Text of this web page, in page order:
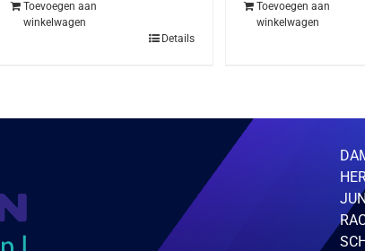
Toevoegen aan
winkelwagen
Details
Toevoegen aan
winkelwagen